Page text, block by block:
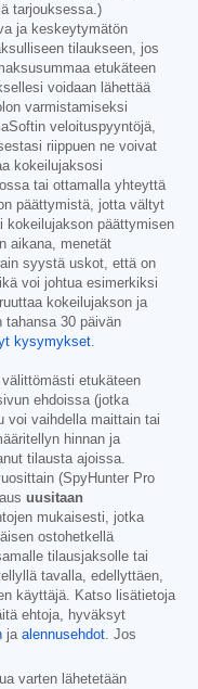
tarjouksessa.)
ja keskeytymätön
tilaukseen, jos
etukäteen
voidaan lähettää
varmistamiseksi
veloituspyyntöjä,
riippuen ne voivat
kokeilujaksosi
tai ottamalla yhteyttä
päättymistä, jotta vältyt
kokeilujakson päättymisen
aikana, menetät
syystä uskot, että on
voi johtua esimerkiksi
kokeilujakson ja
30 päivän
kysymykset
etukäteen
ehdoissa (jotka
voi vaihdella maittain tai
hinnan ja
tilausta ajoissa.
(SpyHunter Pro
uusitaan
mukaisesti, jotka
ostohetkellä
tilausjaksolle tai
tavalla, edellyttäen,
käyttäjä. Katso lisätietoja
ehtoja, hyväksyt
ja alennusehdot . Jos
varten lähetetään